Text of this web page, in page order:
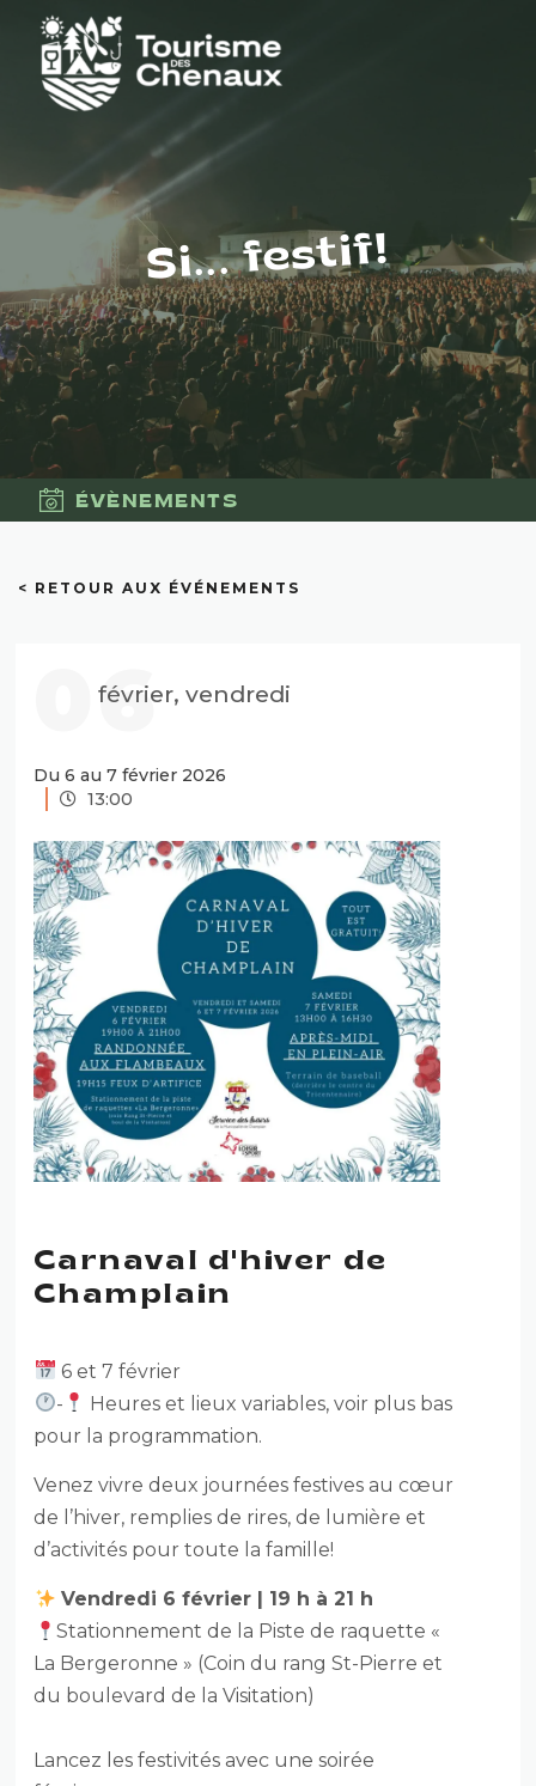
Si... festif!
ÉVÈNEMENTS
< RETOUR AUX ÉVÉNEMENTS
06
février, vendredi
Du 6 au 7 février 2026
13:00
Carnaval d'hiver de
Champlain
6 et 7 février
-
Heures et lieux variables, voir plus bas
pour la programmation.
Venez vivre deux journées festives au cœur
de l’hiver, remplies de rires, de lumière et
d’activités pour toute la famille!
Vendredi 6 février | 19 h à 21 h
Stationnement de la Piste de raquette «
La Bergeronne » (Coin du rang St-Pierre et
du boulevard de la Visitation)
Lancez les festivités avec une soirée